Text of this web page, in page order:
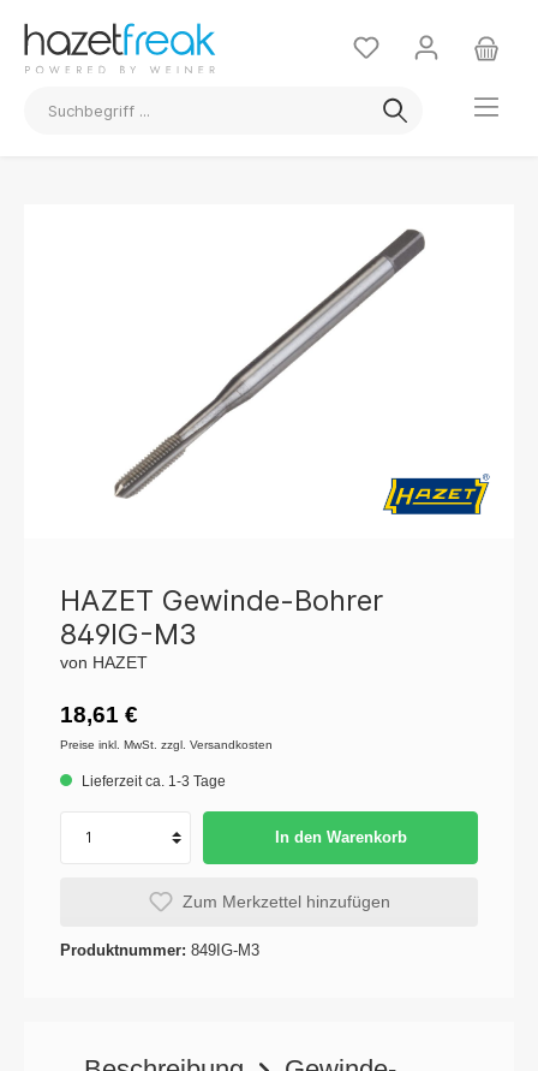
HAZET Gewinde-Bohrer
849IG-M3
von HAZET
18,61 €
Preise inkl. MwSt. zzgl. Versandkosten
Lieferzeit ca. 1-3 Tage
In den Warenkorb
Zum Merkzettel hinzufügen
Produktnummer: 849IG-M3